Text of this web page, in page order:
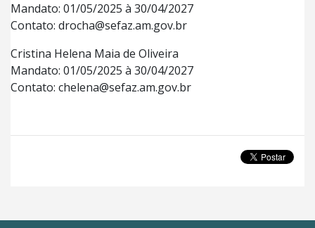
Mandato: 01/05/2025 à 30/04/2027
Contato: drocha@sefaz.am.gov.br
Cristina Helena Maia de Oliveira
Mandato: 01/05/2025 à 30/04/2027
Contato: chelena@sefaz.am.gov.br